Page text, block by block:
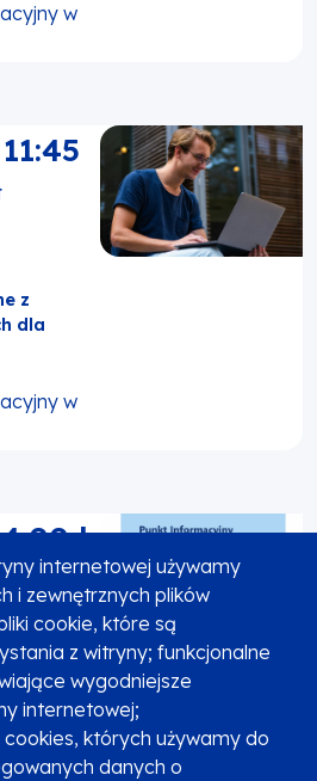
internetowej używamy
i zewnętrznych plików
cookie, które są
z witryny; funkcjonalne
wygodniejsze
internetowej;
których używamy do
danych o
w
11:45
z
dla
w
|
gminy